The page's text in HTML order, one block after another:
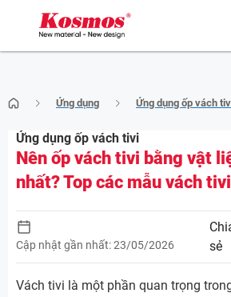
to
content
Ứng dụng Ứng dụng ốp vách
Ứng dụng ốp vách tivi
Nên ốp vách tivi bằng vật
nhất? Top các mẫu vách
Cập nhật gần nhất: 23/05/2026
sẻ
Vách tivi là một phần quan trọng